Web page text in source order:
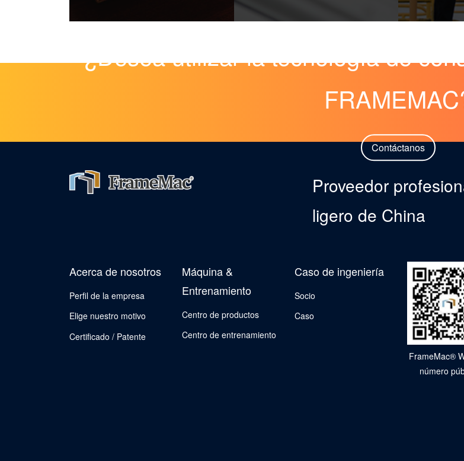
¿Desea utilizar la tecnología de
Contáctanos
Proveedor
ligero de China
Acerca de nosotros
Perfil de la empresa
Elige nuestro motivo
Certificado / Patente
Máquina &
Entrenamiento
Centro de productos
Centro de entrenamiento
Caso de ingeniería
Socio
Caso
FrameMac®
número